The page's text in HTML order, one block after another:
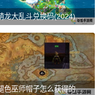
萌龙大乱斗兑换码(2024) 萌龙大乱斗最新兑换码大全永久有效
褪色巫师帽子怎么获得的 魔兽世界(怀旧服)褪色巫师帽子获得攻略